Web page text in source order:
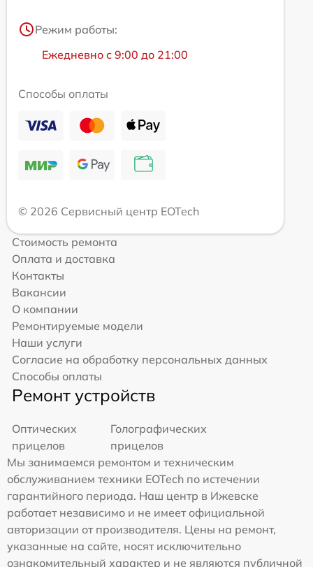
Режим работы:
Ежедневно с 9:00 до 21:00
Способы оплаты
© 2026 Сервисный центр EOTech
Стоимость ремонта
Оплата и доставка
Контакты
Вакансии
О компании
Ремонтируемые модели
Наши услуги
Согласие на обработку персональных данных
Способы оплаты
Ремонт устройств
Оптических
прицелов
Голографических
прицелов
Мы занимаемся ремонтом и техническим
обслуживанием техники EOTech по истечении
гарантийного периода. Наш центр в Ижевске
работает независимо и не имеет официальной
авторизации от производителя. Цены на ремонт,
указанные на сайте, носят исключительно
ознакомительный характер и не являются публичной